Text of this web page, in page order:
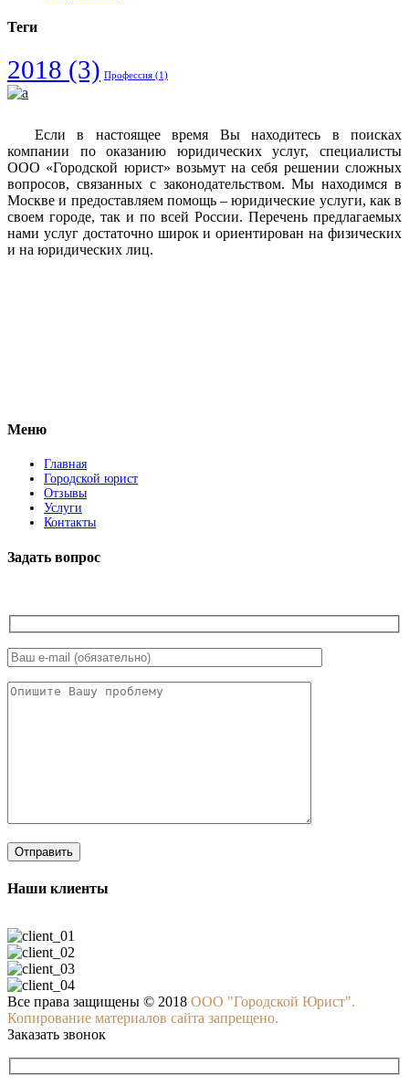
Теги
2018 (3) Профессия (1)
Если в настоящее время Вы находитесь в поисках
компании по оказанию юридических услуг, специалисты
ООО «Городской юрист» возьмут на себя решении сложных
вопросов, связанных с законодательством. Мы находимся в
Москве и предоставляем помощь – юридические услуги, как в
своем городе, так и по всей России. Перечень предлагаемых
нами услуг достаточно широк и ориентирован на физических
и на юридических лиц.
Меню
Главная
Городской юрист
Отзывы
Услуги
Контакты
Задать вопрос
Наши клиенты
Все права защищены © 2018 ООО "Городской Юрист".
Копирование материалов сайта запрещено.
Заказать звонок